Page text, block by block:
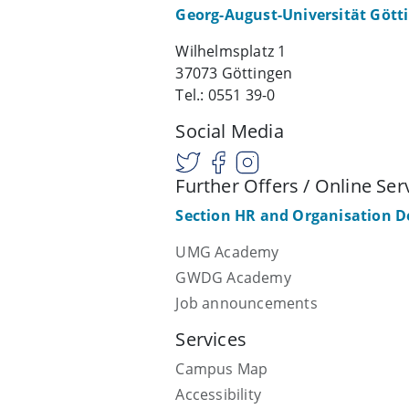
Georg-August-Universität
Wilhelmsplatz 1
37073 Göttingen
Tel.: 0551 39-0
Social Media
Further Offers / Online
Section HR and Organisation
UMG Academy
GWDG Academy
Job announcements
Services
Campus Map
Accessibility